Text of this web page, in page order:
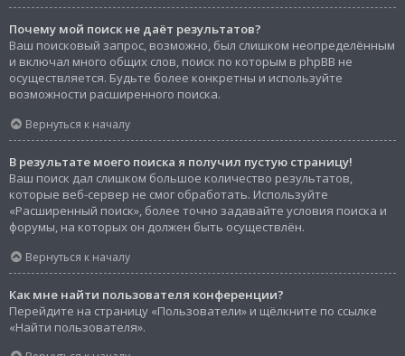
Почему мой поиск не даёт результатов?
Ваш поисковый запрос, возможно, был слишком неопределённым
и включал много общих слов, поиск по которым в phpBB не
осуществляется. Будьте более конкретны и используйте
возможности расширенного поиска.
Вернуться к началу
В результате моего поиска я получил пустую страницу!
Ваш поиск дал слишком большое количество результатов,
которые веб-сервер не смог обработать. Используйте
«Расширенный поиск», более точно задавайте условия поиска и
форумы, на которых он должен быть осуществлён.
Вернуться к началу
Как мне найти пользователя конференции?
Перейдите на страницу «Пользователи» и щёлкните по ссылке
«Найти пользователя».